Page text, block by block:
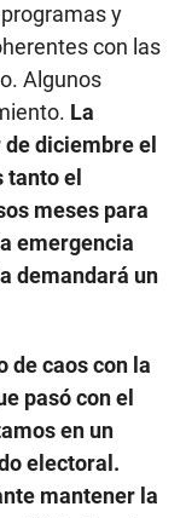
y
con las
Algunos
La
diciembre el
el
meses para
emergencia
demandará un
de caos con la
pasó con el
en un
electoral.
mantener la